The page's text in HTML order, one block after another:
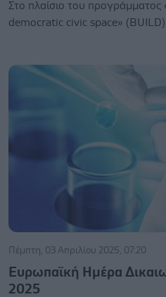
Στο πλαίσιο του
democratic civic space» (BUILD).
Πέμπτη, 03 Απριλίου 2025, 07:20
Ευρωπαϊκή Ημέρα
2025